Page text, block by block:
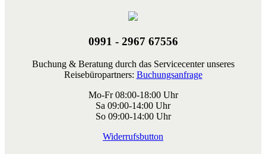
0991 - 2967 67556
Buchung & Beratung durch das Servicecenter unseres
Reisebüropartners: Buchungsanfrage
Mo-Fr 08:00-18:00 Uhr
Sa 09:00-14:00 Uhr
So 09:00-14:00 Uhr
Widerrufsbutton